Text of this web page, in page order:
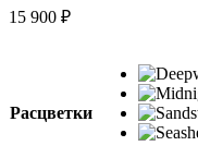
15 900 ₽
Расцветки